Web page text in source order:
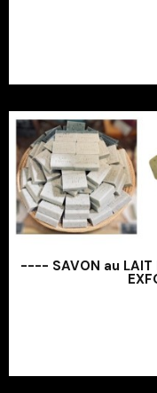
---- SAVON au LAIT